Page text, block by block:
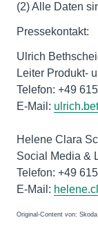
(2) Alle Daten
Pressekontakt:
Ulrich
Leiter Produkt-
Telefon: +49
E-Mail:
Helene Clara
Social Media &
Telefon: +49
E-Mail:
Original-Content von: